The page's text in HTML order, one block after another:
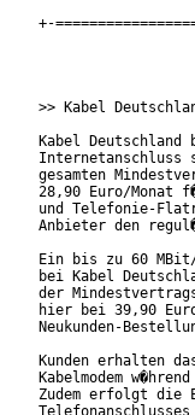
+-
>> Kabel
Kabel
Internetanschluss
gesamten
28,90 Euro/Monat
und Telefonie-
Anbieter den
Ein bis zu 60
bei Kabel
der
hier bei 39,90
Neukunden-
Kunden erhalten
Kabelmodem
Zudem erfolgt die